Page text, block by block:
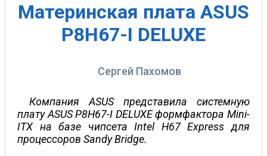
Материнская плата ASUS
P8H67-I DELUXE
Сергей Пахомов
Компания ASUS представила системную
плату ASUS P8H67-I DELUXE формфактора Mini-
ITX на базе чипсета Intel H67 Express для
процессоров Sandy Bridge.